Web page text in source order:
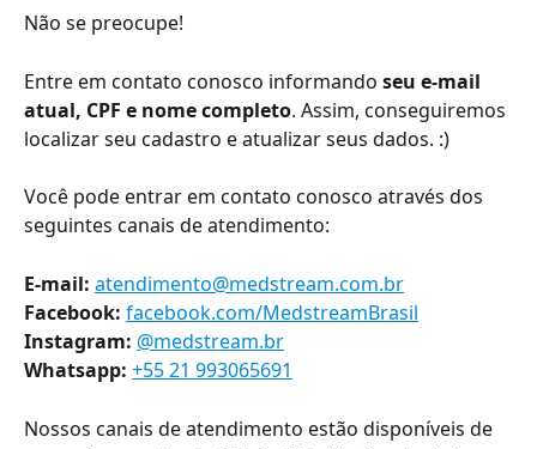
Não se preocupe!
Entre em contato conosco informando seu e-mail
atual, CPF e nome completo. Assim, conseguiremos
localizar seu cadastro e atualizar seus dados. :)
Você pode entrar em contato conosco através dos
seguintes canais de atendimento:
E-mail: atendimento@medstream.com.br
Facebook: facebook.com/MedstreamBrasil
Instagram: @medstream.br
Whatsapp: +55 21 993065691
Nossos canais de atendimento estão disponíveis de